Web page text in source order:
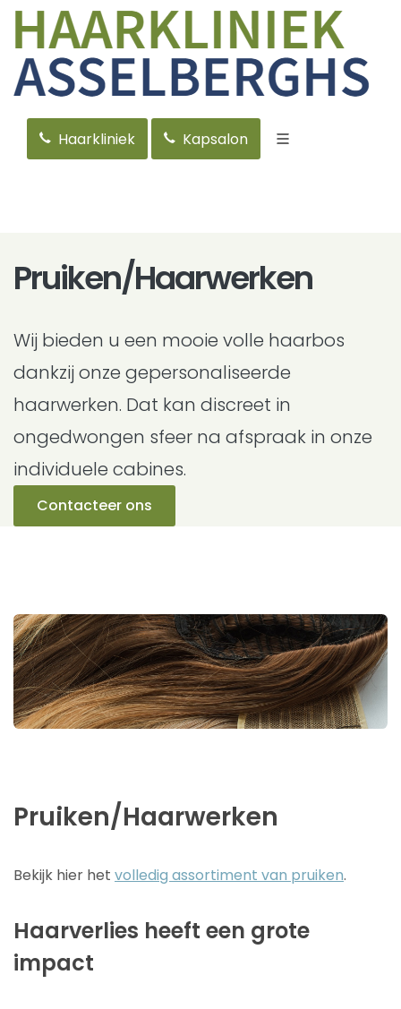
Haarkliniek Kapsalon
Pruiken/Haarwerken
Wij bieden u een mooie volle haarbos
dankzij onze gepersonaliseerde
haarwerken. Dat kan discreet in
ongedwongen sfeer na afspraak in onze
individuele cabines.
Contacteer ons
Pruiken/Haarwerken
Bekijk hier het volledig assortiment van pruiken.
Haarverlies heeft een grote
impact